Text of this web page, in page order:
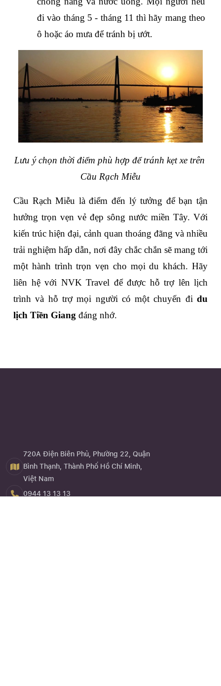
đi vào tháng 5 - tháng 11 thì hãy mang theo
ô hoặc áo mưa để tránh bị ướt.
Lưu ý chọn thời điểm phù hợp để tránh kẹt xe trên
Cầu Rạch Miễu
Cầu Rạch Miễu là điểm đến lý tưởng để bạn tận
hưởng trọn vẹn vẻ đẹp sông nước miền Tây. Với
kiến trúc hiện đại, cảnh quan thoáng đãng và nhiều
trải nghiệm hấp dẫn, nơi đây chắc chắn sẽ mang tới
một hành trình trọn vẹn cho mọi du khách. Hãy
liên hệ với NVK Travel để được hỗ trợ lên lịch
trình và hỗ trợ mọi người có một chuyến đi du
lịch Tiền Giang đáng nhớ.
720A Điện Biên Phủ, Phường 22, Quận
Bình Thạnh, Thành Phố Hồ Chí Minh,
Việt Nam
0944 13 13 13